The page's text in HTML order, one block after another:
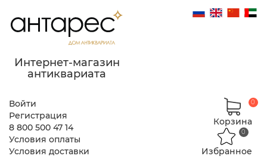
Интернет-магазин
антиквариата
Войти
Регистрация
8 800 500 47 14
Условия оплаты
Условия доставки
Корзина
0
Избранное
0